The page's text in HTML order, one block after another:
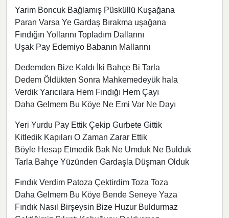
Yarim Boncuk Bağlamış Püsküllü Kuşağana
Paran Varsa Ye Gardaş Bırakma uşağana
Fındığın Yollarını Topladım Dallarını
Uşak Pay Edemiyo Babanın Mallarını
Dedemden Bize Kaldı İki Bahçe Bi Tarla
Dedem Öldükten Sonra Mahkemedeyük hala
Verdik Yarıcılara Hem Fındığı Hem Çayı
Daha Gelmem Bu Köye Ne Emi Var Ne Dayı
Yeri Yurdu Pay Ettik Çekip Gurbete Gittik
Kitledik Kapıları O Zaman Zarar Ettik
Böyle Hesap Etmedik Bak Ne Umduk Ne Bulduk
Tarla Bahçe Yüzünden Gardaşla Düşman Olduk
Fındık Verdim Patoza Çektirdim Toza Toza
Daha Gelmem Bu Köye Bende Seneye Yaza
Fındık Nasıl Birşeysin Bize Huzur Buldurmaz